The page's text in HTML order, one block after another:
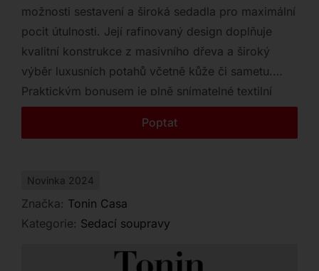
Značky
Outlet
Kontakt
možnosti sestavení a široká sedadla pro maximální
pocit útulnosti. Její rafinovaný design doplňuje
kvalitní konstrukce z masivního dřeva a široký
výběr luxusních potahů včetně kůže či sametu.
Praktickým bonusem je plně snímatelné textilní
čalounění, které se přizpůsobí všem vašim
Poptat
Novinka 2024
Značka: Tonin Casa
Kategorie: Sedací soupravy